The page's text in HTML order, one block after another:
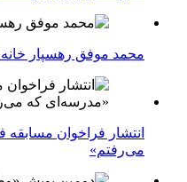
محمد موفق رهسپار
انتشار فراخوان
می‌رفتم»